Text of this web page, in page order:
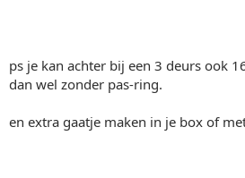
ps je kan achter bij een 3 deurs ook
dan wel zonder pas-ring.
en extra gaatje maken in je box of